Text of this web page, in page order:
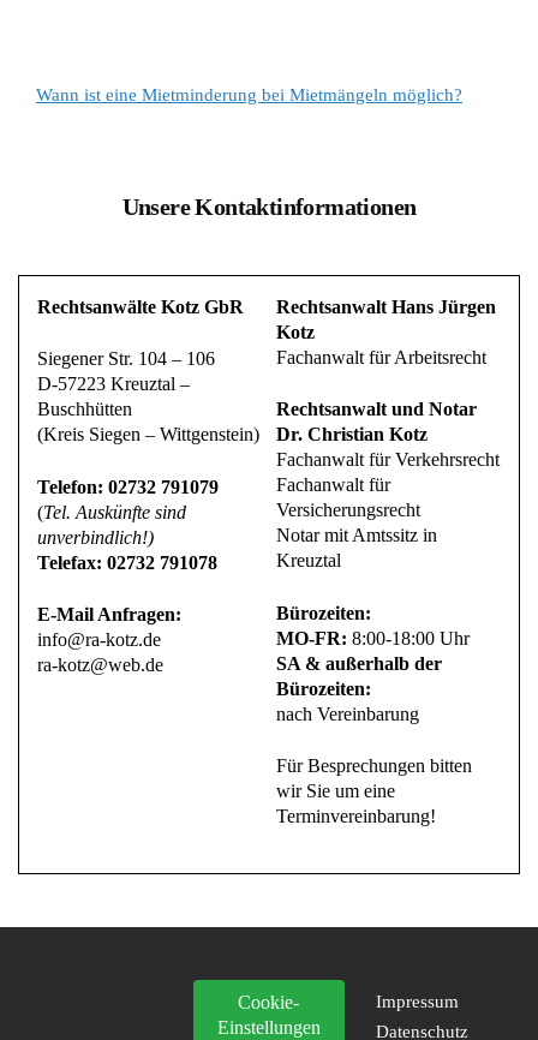
Wann ist eine Mietminderung bei Mietmängeln möglich?
Unsere Kontaktinformationen
Rechtsanwälte Kotz GbR
Siegener Str. 104 – 106
D-57223 Kreuztal –
Buschhütten
(Kreis Siegen – Wittgenstein)
Telefon: 02732 791079
(Tel. Auskünfte sind
unverbindlich!)
Telefax: 02732 791078
E-Mail Anfragen:
info@ra-kotz.de
ra-kotz@web.de
Rechtsanwalt Hans Jürgen
Kotz
Fachanwalt für Arbeitsrecht
Rechtsanwalt und Notar
Dr. Christian Kotz
Fachanwalt für Verkehrsrecht
Fachanwalt für
Versicherungsrecht
Notar mit Amtssitz in
Kreuztal
Bürozeiten:
MO-FR:8:00-18:00 Uhr
SA & außerhalb der
Bürozeiten:
nach Vereinbarung
Für Besprechungen bitten
wir Sie um eine
Terminvereinbarung!
Cookie-
Einstellungen
Impressum
Datenschutz